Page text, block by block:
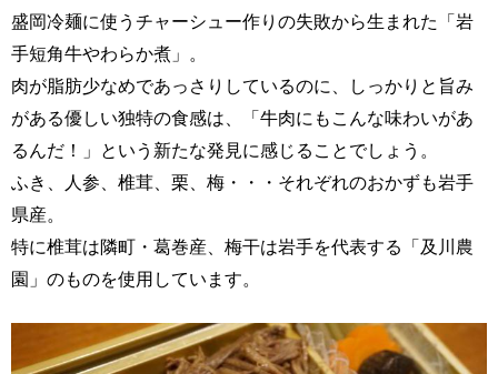
盛岡冷麺に使うチャーシュー作りの失敗から生まれた「岩
手短角牛やわらか煮」。
肉が脂肪少なめであっさりしているのに、しっかりと旨み
がある優しい独特の食感は、「牛肉にもこんな味わいがあ
るんだ！」という新たな発見に感じることでしょう。
ふき、人参、椎茸、栗、梅・・・それぞれのおかずも岩手
県産。
特に椎茸は隣町・葛巻産、梅干は岩手を代表する「及川農
園」のものを使用しています。